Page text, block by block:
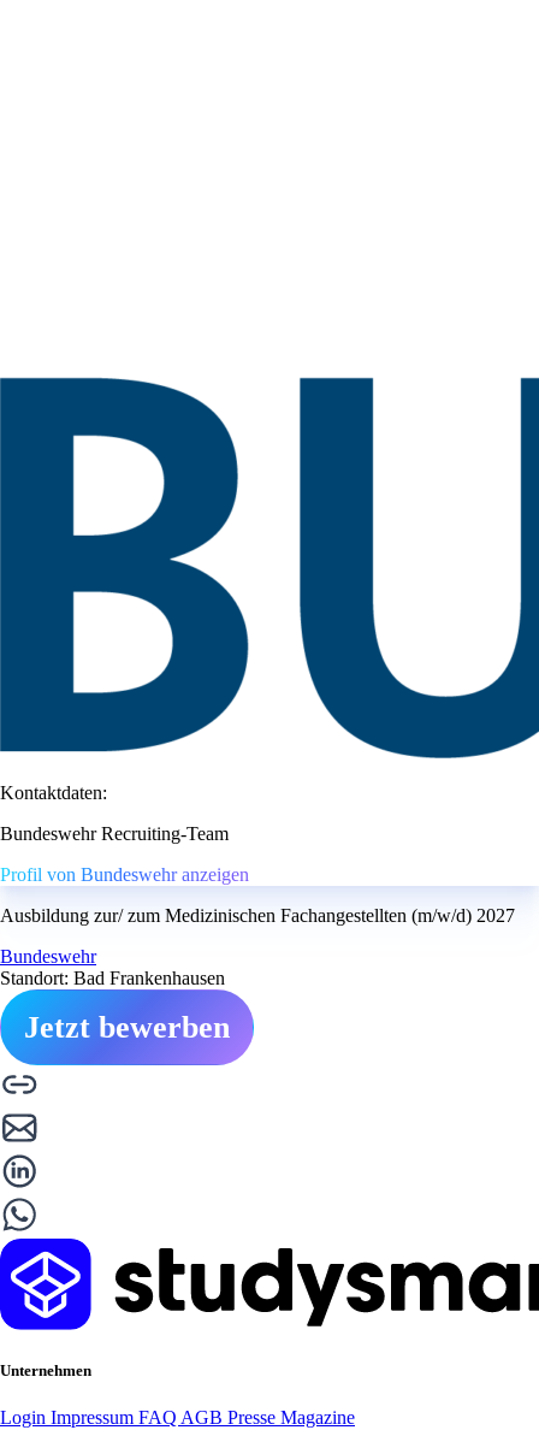
Kontaktdaten:
Bundeswehr Recruiting-Team
Profil von Bundeswehr anzeigen
Ausbildung zur/ zum Medizinischen Fachangestellten (m/w/d) 2027
Bundeswehr
Standort: Bad Frankenhausen
Jetzt bewerben
Unternehmen
Login Impressum FAQ AGB Presse Magazine